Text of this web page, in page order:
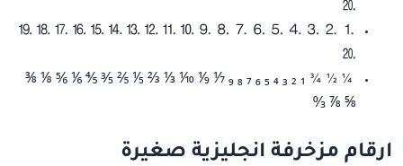
⒛
⒈ ⒉ ⒊ ⒋ ⒌ ⒍ ⒎ ⒏ ⒐ ⒑ ⒒ ⒓ ⒔ ⒕ ⒖ ⒗ ⒘ ⒙ ⒚
⒛
¼ ½ ¾ ₁ ₂ ₃ ₄ ₅ ₆ ₇ ₈ ₉ ⅐ ⅑ ⅒ ⅓ ⅔ ⅕ ⅖ ⅗ ⅘ ⅙ ⅚ ⅛ ⅜
⅝ ⅞ ↉
ارقام مزخرفة انجليزية صغيرة